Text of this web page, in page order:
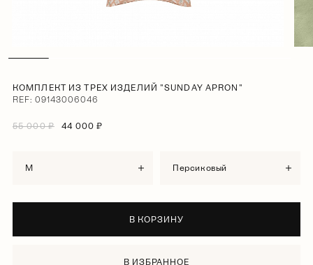
КОМПЛЕКТ ИЗ ТРЕХ ИЗДЕЛИЙ "SUNDAY APRON"
REF: 09143006046
55 000 ₽ 44 000 ₽
M персиковый
В КОРЗИНУ
В ИЗБРАННОЕ